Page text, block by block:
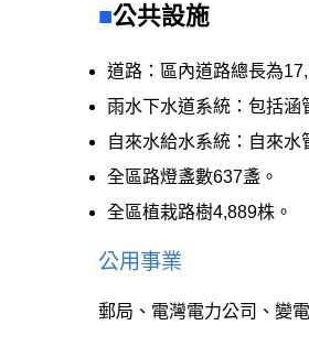
公共設施
道路：區內道路總長為
雨水下水道系統：包括
自來水給水系統：自來
全區路燈盞數637盞。
全區植栽路樹4,889株。
公用事業
郵局、電灣電力公司、變